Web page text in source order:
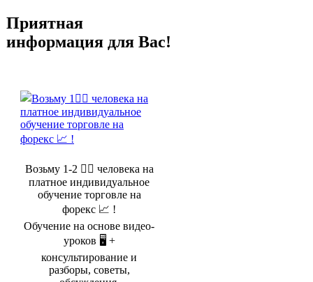
Приятная
информация для Вас!
Возьму 1-2 🤵‍♂️ человека на
платное индивидуальное
обучение торговле на
форекс 📈 !
Обучение на основе видео-
уроков 🖥️ +
консультирование и
разборы, советы,